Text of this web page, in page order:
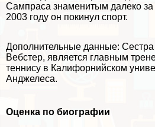
Сампраса знаменитым далеко
2003 году он покинул спорт.
Дополнительные данные:
Вебстер, является главным
теннису в Калифорнийском
Анджелеса.
Оценка по биографии